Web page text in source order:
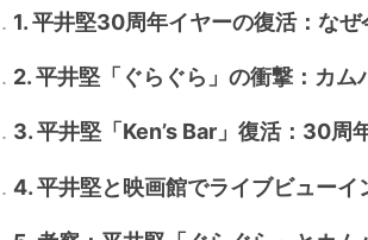
1. 平井堅30周年イヤーの復活：な
2. 平井堅「ぐらぐら」の衝撃：カ
3. 平井堅「Ken’s Bar」復活：30周
4. 平井堅と映画館でライブビュー